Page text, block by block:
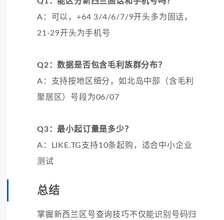
A：可以，+64 3/4/6/7/9开头多为固话，
21-29开头为手机号
Q2：数据是否包含毛利族群分布？
A：支持按地区细分，如北岛中部（含毛利
聚居区）号段为06/07
Q3：最小起订量是多少？
A：LIKE.TG支持10条起购，适合中小企业
测试
总结
掌握新西兰区号查询技巧不仅能识别号码归